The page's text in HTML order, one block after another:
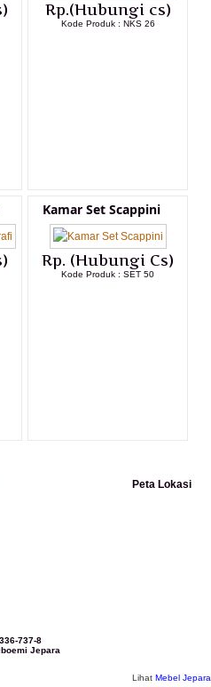
Rp.(Hubungi cs)
Kode Produk : NKS 26
Kamar Set Scappini
Rp. (Hubungi Cs)
Kode Produk : SET 50
737-8
Jepara
Peta Lokasi
Lihat Mebel Jepara